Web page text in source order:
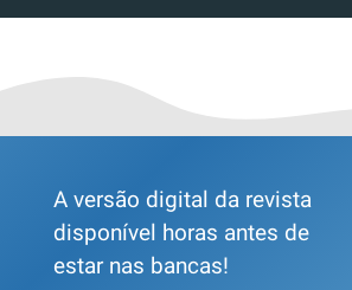
A versão digital da revista
disponível horas antes de
estar nas bancas!